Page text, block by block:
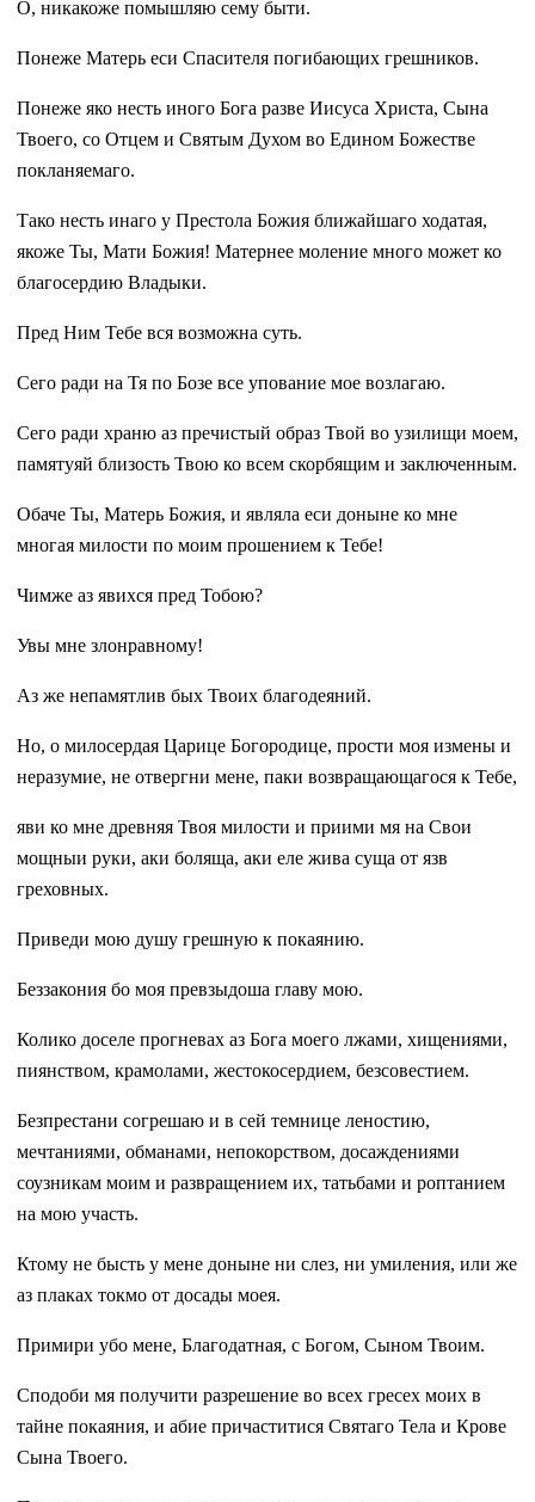
О, никакоже помышляю сему быти.
Понеже Матерь еси Спасителя погибающих грешников.
Понеже яко несть иного Бога разве Иисуса Христа, Сына
Твоего, со Отцем и Святым Духом во Едином Божестве
покланяемаго.
Тако несть инаго у Престола Божия ближайшаго ходатая,
якоже Ты, Мати Божия! Матернее моление много может ко
благосердию Владыки.
Пред Ним Тебе вся возможна суть.
Сего ради на Тя по Бозе все упование мое возлагаю.
Сего ради храню аз пречистый образ Твой во узилищи моем,
памятуяй близость Твою ко всем скорбящим и заключенным.
Обаче Ты, Матерь Божия, и являла еси доныне ко мне
многая милости по моим прошением к Тебе!
Чимже аз явихся пред Тобою?
Увы мне злонравному!
Аз же непамятлив бых Твоих благодеяний.
Но, о милосердая Царице Богородице, прости моя измены и
неразумие, не отвергни мене, паки возвращающагося к Тебе,
яви ко мне древняя Твоя милости и приими мя на Свои
мощныи руки, аки боляща, аки еле жива суща от язв
греховных.
Приведи мою душу грешную к покаянию.
Беззакония бо моя превзыдоша главу мою.
Колико доселе прогневах аз Бога моего лжами, хищениями,
пиянством, крамолами, жестокосердием, безсовестием.
Безпрестани согрешаю и в сей темнице леностию,
мечтаниями, обманами, непокорством, досаждениями
соузникам моим и развращением их, татьбами и роптанием
на мою участь.
Ктому не бысть у мене доныне ни слез, ни умиления, или же
аз плаках токмо от досады моея.
Примири убо мене, Благодатная, с Богом, Сыном Твоим.
Сподоби мя получити разрешение во всех гресех моих в
тайне покаяния, и абие причаститися Святаго Тела и Крове
Сына Твоего.